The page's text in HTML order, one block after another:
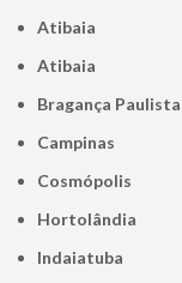
Atibaia
Atibaia
Bragança Paulista
Campinas
Cosmópolis
Hortolândia
Indaiatuba